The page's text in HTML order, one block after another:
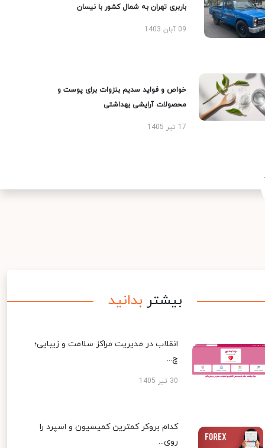
باربری تهران به شمال کشور با نیسان
09 آبان 1403
خواص و فواید سدیم بنزوات برای پوست و
محصولات آرایشی بهداشتی
17 تیر 1405
بیشتر بدانید
انقلاب در مدیریت مراکز سلامت و زیبایی؛
چ...
30 تیر 1405
کدام بروکر کمترین کمیسیون و اسپرد را
روی...